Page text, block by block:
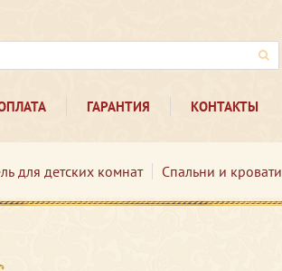
ГАРАНТИЯ КОНТАКТЫ
для детских комнат Спальни и кровати